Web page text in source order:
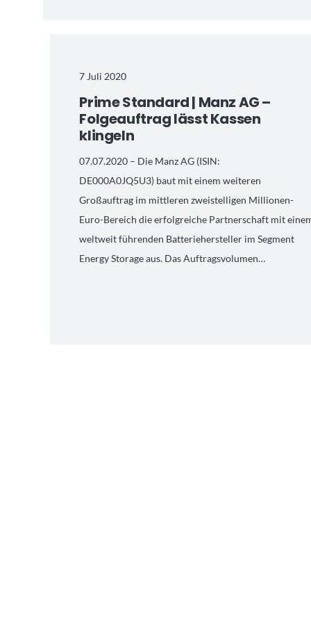
7 Juli 2020
Prime Standard | Manz AG –
Folgeauftrag lässt Kassen
klingeln
07.07.2020 – Die Manz AG (ISIN:
DE000A0JQ5U3) baut mit einem weiteren
Großauftrag im mittleren zweistelligen Millionen-
Euro-Bereich die erfolgreiche Partnerschaft mit
weltweit führenden Batteriehersteller im Segment
Energy Storage aus. Das Auftragsvolumen…